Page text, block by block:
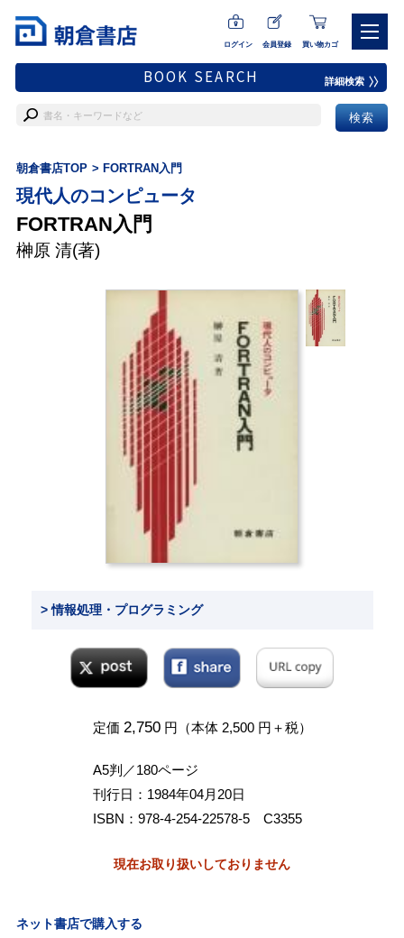
ログイン 会員登録 買い物カゴ
BOOK SEARCH 詳細検索
朝倉書店TOP FORTRAN入門
現代人のコンピュータ
FORTRAN入門
榊原 清(著)
> 情報処理・プログラミング
定価 2,750円（本体 2,500 円＋税）
A5判／180ページ
刊行日：1984年04月20日
ISBN：978-4-254-22578-5 C3355
現在お取り扱いしておりません
ネット書店で購入する